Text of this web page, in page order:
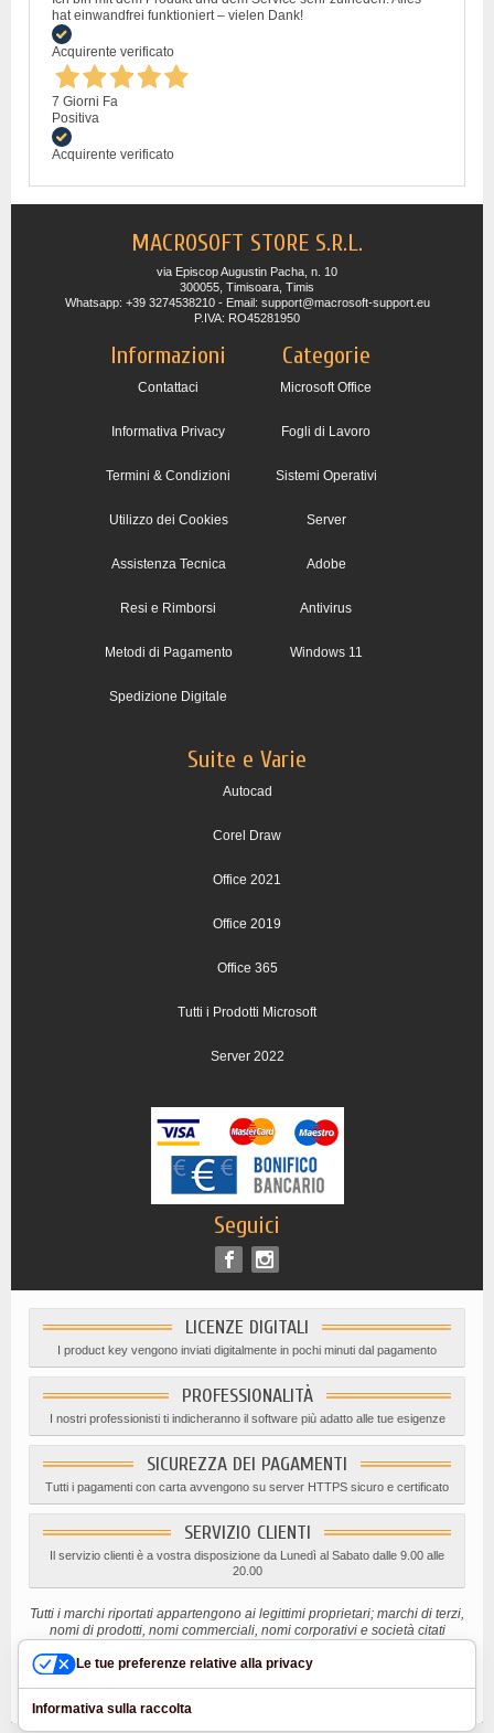
hat einwandfrei funktioniert – vielen Dank!
Acquirente verificato
7 Giorni Fa
Positiva
Acquirente verificato
MACROSOFT STORE S.R.L.
via Episcop Augustin Pacha, n. 10
300055, Timisoara, Timis
Whatsapp: +39 3274538210 - Email: support@macrosoft-support.eu
P.IVA: RO45281950
Informazioni
Contattaci
Informativa Privacy
Termini & Condizioni
Utilizzo dei Cookies
Assistenza Tecnica
Resi e Rimborsi
Metodi di Pagamento
Spedizione Digitale
Categorie
Microsoft Office
Fogli di Lavoro
Sistemi Operativi
Server
Adobe
Antivirus
Windows 11
Suite e Varie
Autocad
Corel Draw
Office 2021
Office 2019
Office 365
Tutti i Prodotti Microsoft
Server 2022
Seguici
LICENZE DIGITALI
I product key vengono inviati digitalmente in pochi minuti dal pagamento
PROFESSIONALITÀ
I nostri professionisti ti indicheranno il software più adatto alle tue esigenze
SICUREZZA DEI PAGAMENTI
Tutti i pagamenti con carta avvengono su server HTTPS sicuro e certificato
SERVIZIO CLIENTI
Il servizio clienti è a vostra disposizione da Lunedì al Sabato dalle 9.00 alle
20.00
Tutti i marchi riportati appartengono ai legittimi proprietari; marchi di terzi,
nomi di prodotti, nomi commerciali, nomi corporativi e società citati
d’altre società e sono stati utilizzati a puro scopo esplicativo ed a
Le tue preferenze relative alla privacy
Informativa sulla raccolta